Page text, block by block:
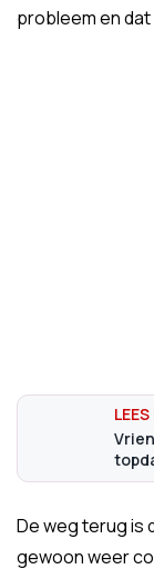
probleem en
De weg terug is
gewoon weer